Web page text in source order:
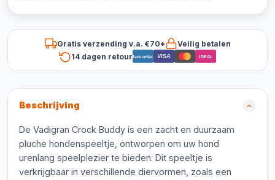
Gratis verzending v.a. €70*
Veilig betalen
14 dagen retourBancontact VISA iDEAL
Beschrijving
De Vadigran Crock Buddy is een zacht en duurzaam
pluche hondenspeeltje, ontworpen om uw hond
urenlang speelplezier te bieden. Dit speeltje is
verkrijgbaar in verschillende diervormen, zoals een